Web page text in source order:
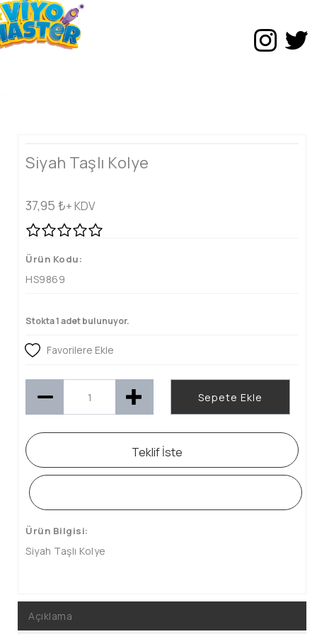
Siyah Taşlı Kolye
37,95 ₺+ KDV
Ürün Kodu:
HS9869
Stokta 1 adet bulunuyor.
Favorilere Ekle
Sepete Ekle
Teklif İste
Ürün Bilgisi:
Siyah Taşlı Kolye
Açıklama